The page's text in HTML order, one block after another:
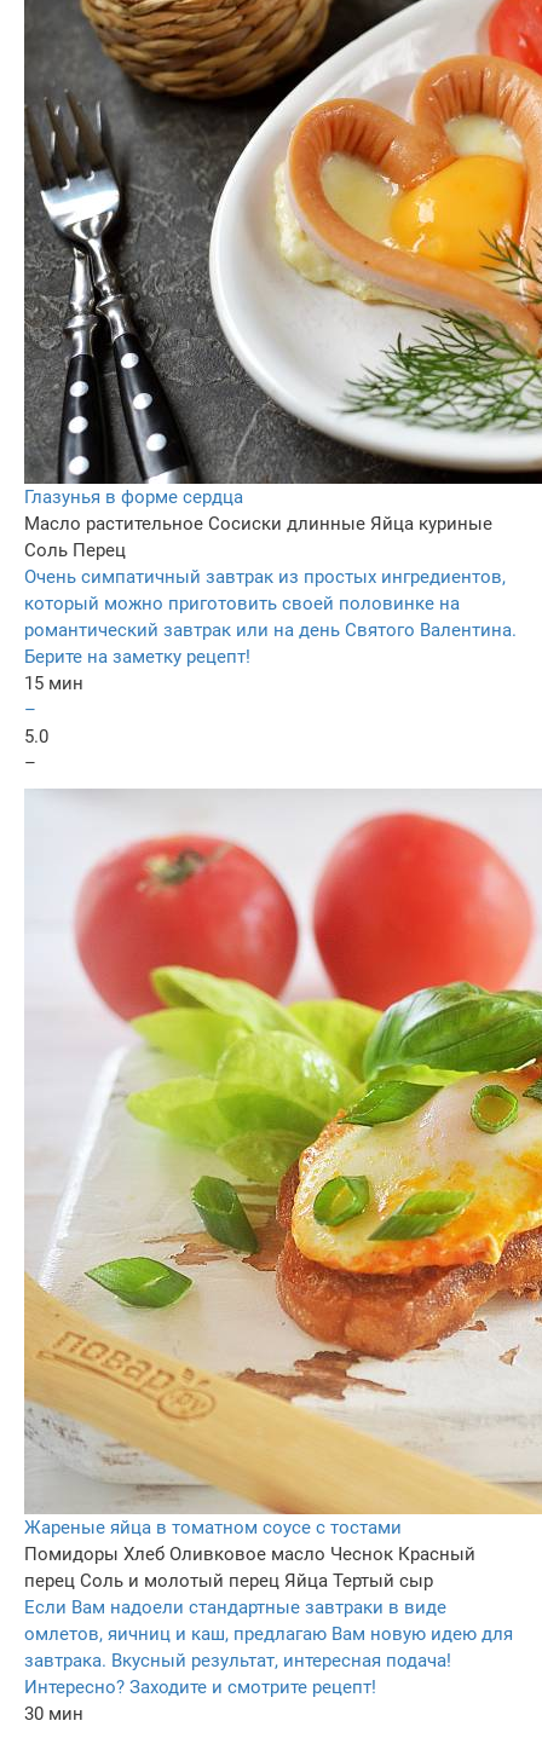
Глазунья в форме сердца
Масло растительное Сосиски длинные Яйца куриные
Соль Перец
Очень симпатичный завтрак из простых ингредиентов,
который можно приготовить своей половинке на
романтический завтрак или на день Святого Валентина.
Берите на заметку рецепт!
15 мин
–
5.0
–
Жареные яйца в томатном соусе с тостами
Помидоры Хлеб Оливковое масло Чеснок Красный
перец Соль и молотый перец Яйца Тертый сыр
Если Вам надоели стандартные завтраки в виде
омлетов, яичниц и каш, предлагаю Вам новую идею для
завтрака. Вкусный результат, интересная подача!
Интересно? Заходите и смотрите рецепт!
30 мин